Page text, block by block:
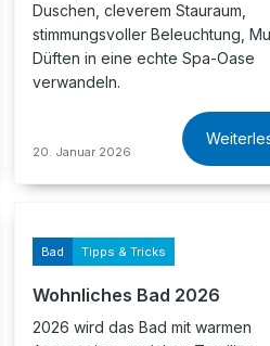
Duschen, cleverem Stauraum,
stimmungsvoller Beleuchtung,
Düften in eine echte Spa-Oase
verwandeln.
20. Januar 2026
Bad Tipps & Tricks
Wohnliches Bad 2026
2026 wird das Bad mit warmen